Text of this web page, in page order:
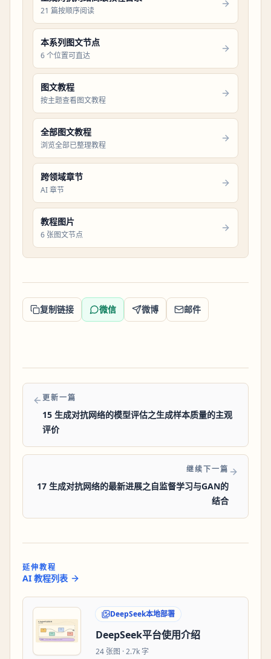
21 篇按顺序阅读
本系列图文节点
6 个位置可直达
图文教程
按主题查看图文教程
全部图文教程
浏览全部已整理教程
跨领域章节
AI 章节
教程图片
6 张图文节点
复制链接 微信 微博 邮件
更新一篇
15 生成对抗网络的模型评估之生成样本质量的主观
评价
继续下一篇
17 生成对抗网络的最新进展之自监督学习与GAN的
结合
延伸教程
AI 教程列表
DeepSeek本地部署
DeepSeek平台使用介绍
24 张图 ·2.7k 字